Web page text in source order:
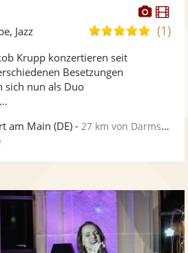
5,0(1)
Jazz
Krupp konzertieren seit
Besetzungen
sich nun als Duo
am Main (DE) - 27 km von Darmstadt